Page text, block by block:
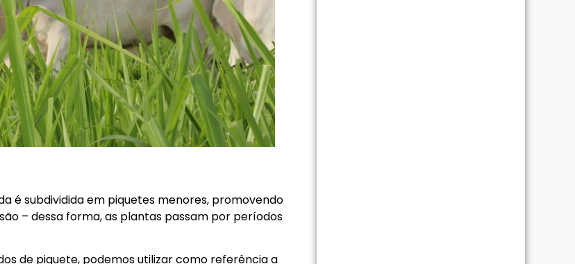
é subdividida em piquetes menores, promovendo
– dessa forma, as plantas passam por períodos
de piquete, podemos utilizar como referência a